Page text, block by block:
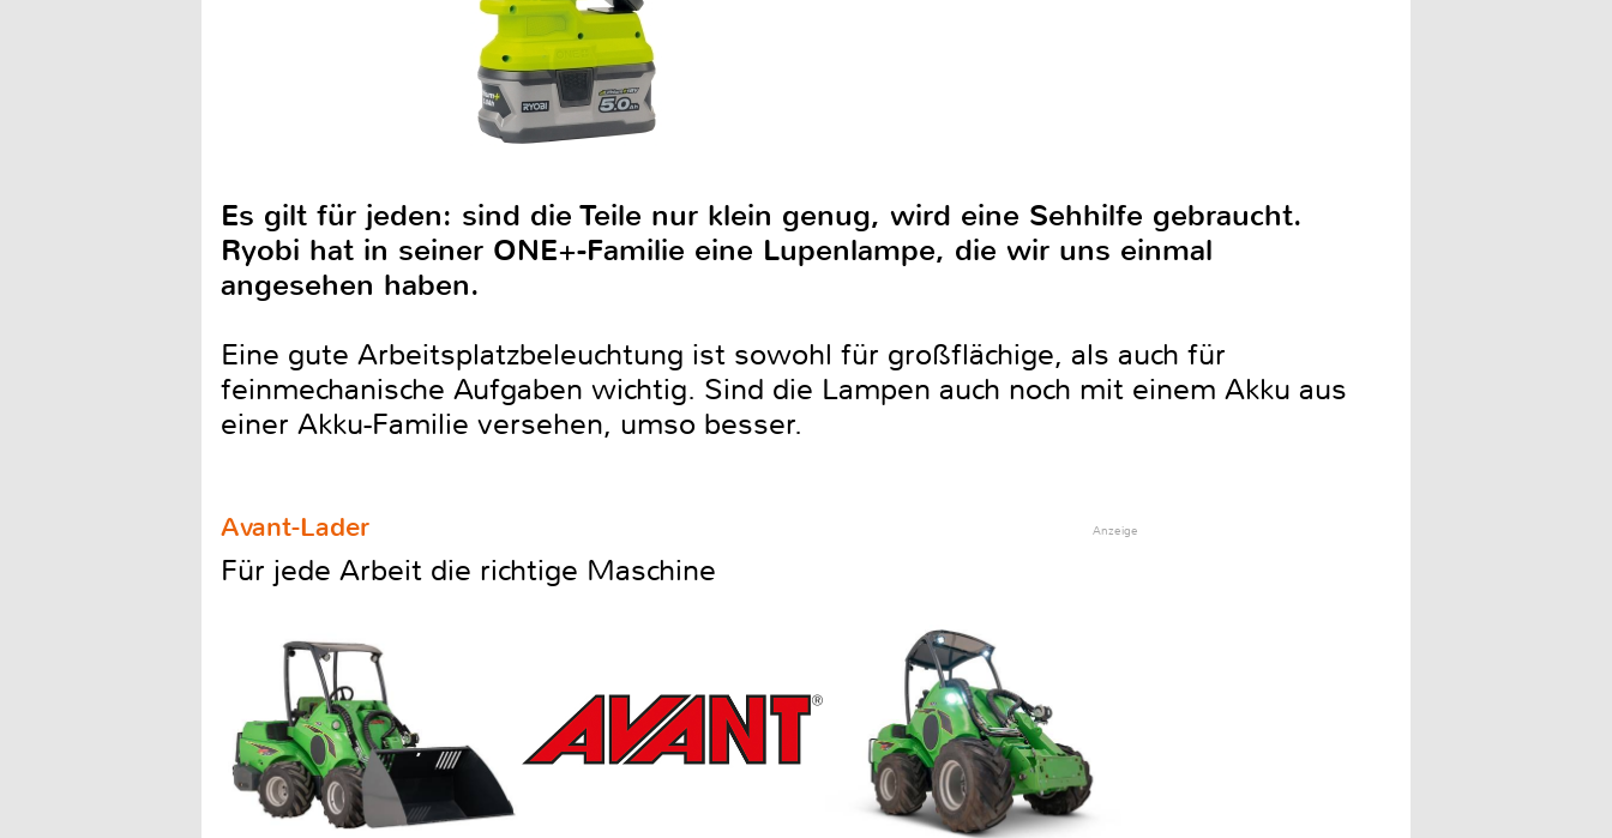
Es gilt für jeden: sind die Teile nur klein genug, wird eine Sehhilfe gebraucht.
Ryobi hat in seiner ONE+-Familie eine Lupenlampe, die wir uns einmal
angesehen haben.
Eine gute Arbeitsplatzbeleuchtung ist sowohl für großflächige, als auch für
feinmechanische Aufgaben wichtig. Sind die Lampen auch noch mit einem Akku aus
einer Akku-Familie versehen, umso besser.
Anzeige
Avant-Lader
Für jede Arbeit die richtige Maschine